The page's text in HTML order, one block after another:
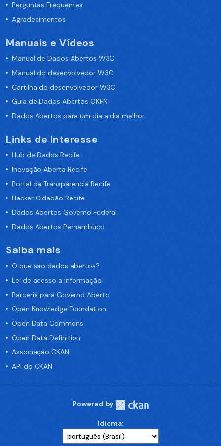
Perguntas Frequentes
Agradecimentos
Manuais e Vídeos
Manual de Dados Abertos W3C
Manual do desenvolvedor W3C
Cartilha do desenvolvedor W3C
Guia de Dados Abertos OKFN
Dados Abertos para um dia a dia melhor
Links de Interesse
Hub de Dados Recife
Inovação Aberta Recife
Portal da Transparência Recife
Hacker Cidadão Recife
Dados Abertos Governo Federal
Dados Abertos Pernambuco
Saiba mais
O que são dados abertos?
Lei de acesso a informação
Parceria para Governo Aberto
Open Knowledge Foundation
Open Data Commons
Open Data Definition
Associação CKAN
API do CKAN
Powered by
Idioma